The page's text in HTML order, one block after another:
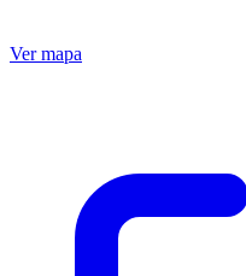
Ver mapa